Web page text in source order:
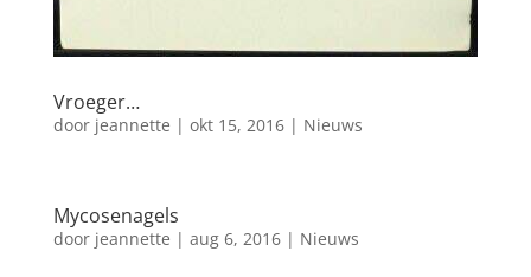
Vroeger…
door jeannette | okt 15, 2016| Nieuws
Mycosenagels
door jeannette | aug 6, 2016| Nieuws